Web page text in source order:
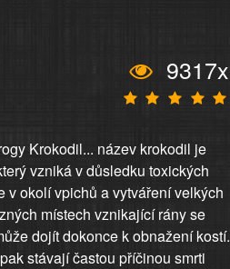
9317x
Krokodil... název krokodil je
vzniká v důsledku toxických
v okolí vpichů a vytváření velkých
místech vznikající rány se
dojít dokonce k obnažení kostí.
stávají častou příčinou smrti